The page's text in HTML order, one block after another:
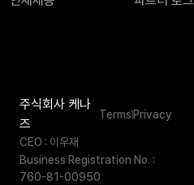
주식회사 케나
즈
Terms Privacy
CEO : 이우재
Business Registration No. :
760-81-00950